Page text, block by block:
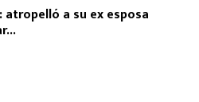
a su ex esposa